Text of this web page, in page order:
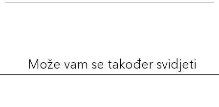
Može vam se također svidjeti